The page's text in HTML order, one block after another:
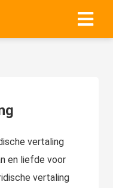
vertaling
en liefde voor
vertaling